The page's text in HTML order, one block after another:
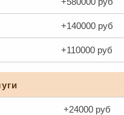
+140000 руб
+110000 руб
+24000 руб